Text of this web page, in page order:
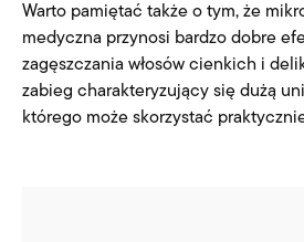
Warto pamiętać także o tym, że
medyczna przynosi bardzo dobre
zagęszczania włosów cienkich i
zabieg charakteryzujący się dużą
którego może skorzystać